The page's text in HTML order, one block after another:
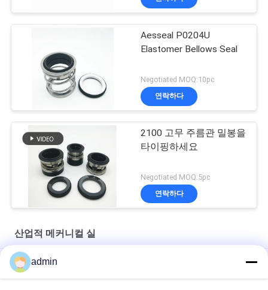
Aesseal P0204U
Elastomer Bellows Seal
Negotiated MOQ:10pc
연락하다
2100 고무 주름관 밀봉을
타이핑하세요
Negotiated MOQ:5pc
연락하다
산업적 메커니컬 실
O링과 균형적 파형 스프링 H7N 산업적 메커니컬 실
admin